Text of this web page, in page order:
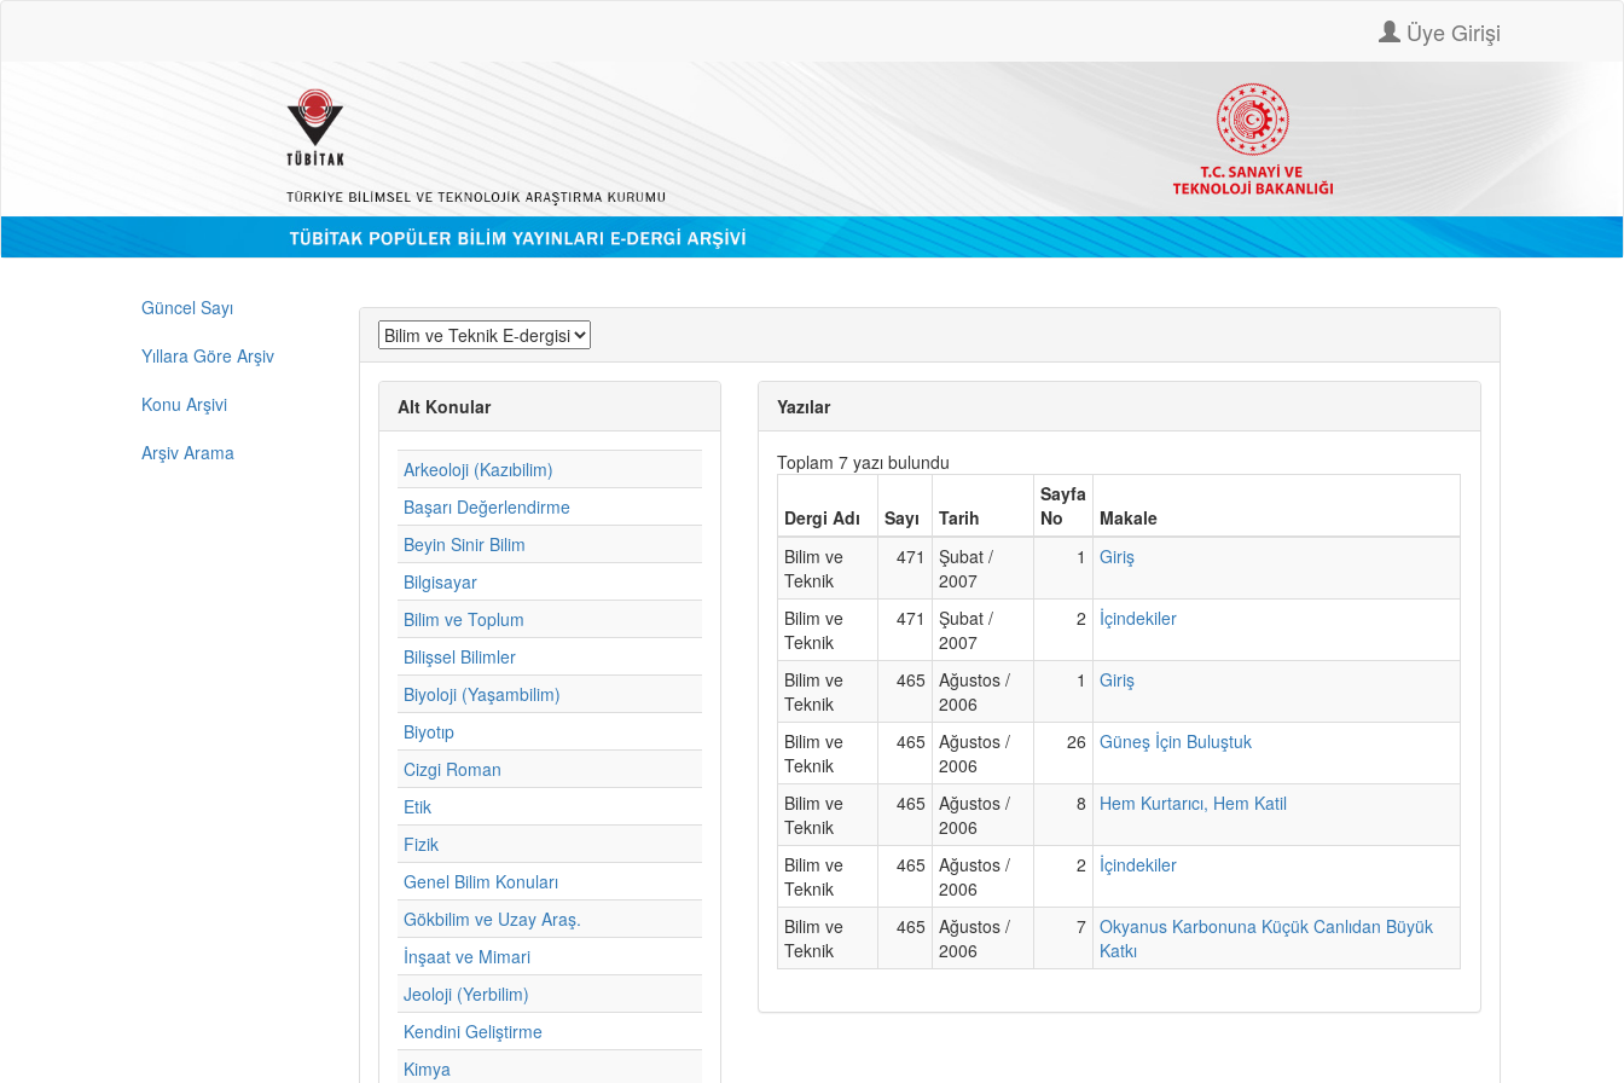
Üye Girişi
Güncel Sayı
Yıllara Göre Arşiv
Konu Arşivi
Arşiv Arama
Alt Konular
Arkeoloji (Kazıbilim)
Başarı Değerlendirme
Beyin Sinir Bilim
Bilgisayar
Bilim ve Toplum
Bilişsel Bilimler
Biyoloji (Yaşambilim)
Biyotıp
Cizgi Roman
Etik
Fizik
Genel Bilim Konuları
Gökbilim ve Uzay Araş.
İnşaat ve Mimari
Jeoloji (Yerbilim)
Kendini Geliştirme
Kimya
Yazılar
Toplam 7 yazı bulundu
Dergi Adı Sayı Tarih
Sayfa
No
Makale
Bilim ve
Teknik
471
Şubat /
2007
1 Giriş
Bilim ve
Teknik
471
Şubat /
2007
2 İçindekiler
Bilim ve
Teknik
465 Ağustos /
2006
1 Giriş
Bilim ve
Teknik
465 Ağustos /
2006
26 Güneş İçin Buluştuk
Bilim ve
Teknik
465 Ağustos /
2006
8 Hem Kurtarıcı, Hem Katil
Bilim ve
Teknik
465 Ağustos /
2006
2 İçindekiler
Bilim ve
Teknik
465 Ağustos /
2006
7 Okyanus Karbonuna Küçük Canlıdan Büyük
Katkı